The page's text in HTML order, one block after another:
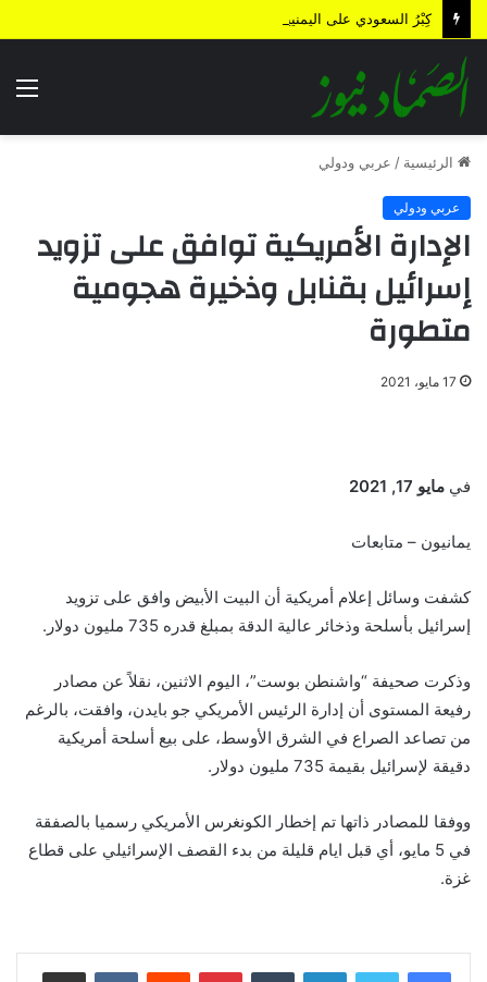
كِبْرُ السعودي على اليمنيين.. هل من نهاية؟!
الرئيسية / عربي ودولي
عربي ودولي
الإدارة الأمريكية توافق على تزويد
إسرائيل بقنابل وذخيرة هجومية
متطورة
17 مايو، 2021
في مايو 17, 2021
يمانيون – متابعات
كشفت وسائل إعلام أمريكية أن البيت الأبيض وافق على تزويد
إسرائيل بأسلحة وذخائر عالية الدقة بمبلغ قدره 735 مليون دولار.
وذكرت صحيفة “واشنطن بوست”، اليوم الاثنين، نقلاً عن مصادر
رفيعة المستوى أن إدارة الرئيس الأمريكي جو بايدن، وافقت، بالرغم
من تصاعد الصراع في الشرق الأوسط، على بيع أسلحة أمريكية
دقيقة لإسرائيل بقيمة 735 مليون دولار.
ووفقا للمصادر ذاتها تم إخطار الكونغرس الأمريكي رسميا بالصفقة
في 5 مايو، أي قبل ايام قليلة من بدء القصف الإسرائيلي على قطاع
غزة.
لينكدإن بينتيريست